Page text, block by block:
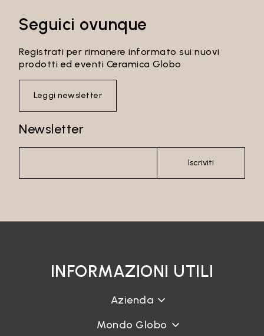
Seguici ovunque
Registrati per rimanere informato sui nuovi
prodotti ed eventi Ceramica Globo
Leggi newsletter
Newsletter
Iscriviti
INFORMAZIONI UTILI
Azienda
Mondo Globo